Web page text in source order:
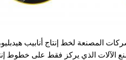
المصنعة لخط إنتاج أنابيب
الآلات الذي يركز فقط على خطوط إنتاج